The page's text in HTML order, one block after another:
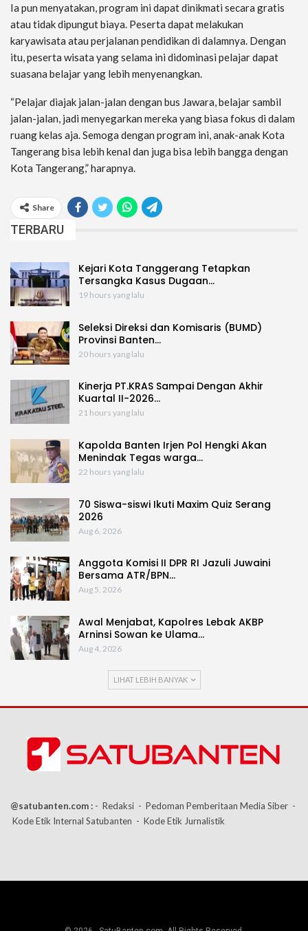
Ia pun menyatakan, program ini dapat dinikmati secara gratis
atau tidak dipungut biaya. Peserta dapat melakukan
karyawisata atau perjalanan pendidikan di dalamnya. Dengan
itu, peserta wisata yang selama ini didominasi pelajar dapat
suasana belajar yang lebih menyenangkan.
“Pelajar diajak jalan-jalan dengan bus Jawara, belajar sambil
jalan-jalan, jadi menyegarkan mereka yang biasa fokus di dalam
ruang kelas aja. Semoga dengan program ini, anak-anak Kota
Tangerang bisa lebih kenal dan juga bisa lebih bangga dengan
Kota Tangerang,” harapnya.
Share
TERBARU
Kejari Kota Tanggerang Tetapkan
Tersangka Kasus Dugaan…
19 hours yang lalu
Seleksi Direksi dan Komisaris (BUMD)
Provinsi Banten…
20 hours yang lalu
Kinerja PT.KRAS Sampai Dengan Akhir
Kuartal II-2026…
21 hours yang lalu
Kapolda Banten Irjen Pol Hengki Akan
Menindak Tegas warga…
22 hours yang lalu
70 Siswa-siswi Ikuti Maxim Quiz Serang
2026
Aug 6, 2026
Anggota Komisi II DPR RI Jazuli Juwaini
Bersama ATR/BPN…
Aug 5, 2026
Awal Menjabat, Kapolres Lebak AKBP
Arninsi Sowan ke Ulama…
Aug 4, 2026
LIHAT LEBIH BANYAK
@satubanten.com : - Redaksi - Pedoman Pemberitaan Media Siber -
Kode Etik Internal Satubanten - Kode Etik Jurnalistik